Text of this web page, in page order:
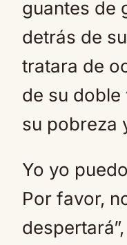
guantes de
detrás de
tratara de
de su doble
su pobreza
Yo yo
Por favor,